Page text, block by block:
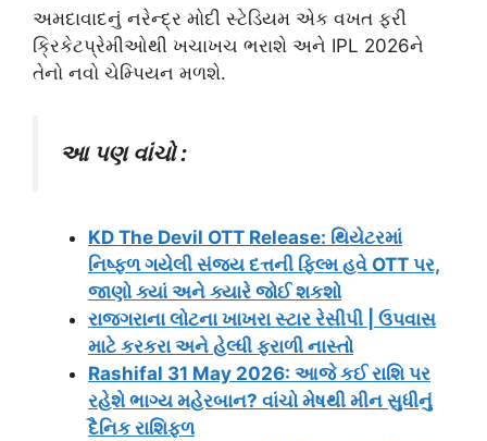
અમદાવાદનું નરેન્દ્ર મોદી સ્ટેડિયમ એક વખત ફરી
ક્રિકેટપ્રેમીઓથી ખચાખચ ભરાશે અને IPL 2026ને
તેનો નવો ચેમ્પિયન મળશે.
આ પણ વાંચો :
KD The Devil OTT Release: થિયેટરમાં
નિષ્ફળ ગયેલી સંજય દત્તની ફિલ્મ હવે OTT પર,
જાણો ક્યાં અને ક્યારે જોઈ શકશો
રાજગરાના લોટના ખાખરા સ્ટાર રેસીપી | ઉપવાસ
માટે કરકરા અને હેલ્ધી ફરાળી નાસ્તો
Rashifal 31 May 2026: આજે કઈ રાશિ પર
રહેશે ભાગ્ય મહેરબાન? વાંચો મેષથી મીન સુધીનું
દૈનિક રાશિફળ